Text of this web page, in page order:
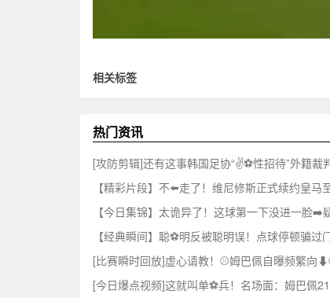
相关标签
热门资讯
[攻防剪辑]还有这事韩国足协“✌⚽️性招待”外籍裁
【精彩片段】不⬅️走了！维尼修斯正式续约皇马
【今日集锦】太诡异了！这球第一下没进一脸➡️
【经典瞬间】聪⚽明反被聪明误！点球停顿骗过
[比赛瞬时回放]虚心请教！⚾姆巴佩自曝频繁向
[今日爆点视频]这就叫单⚽兵！名场面：姆巴佩